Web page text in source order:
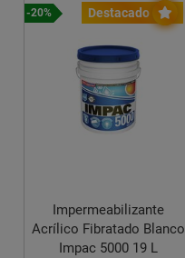
Destacado
-20%
Impermeabilizante
Acrílico Fibratado Blanco
Impac 5000 19 L